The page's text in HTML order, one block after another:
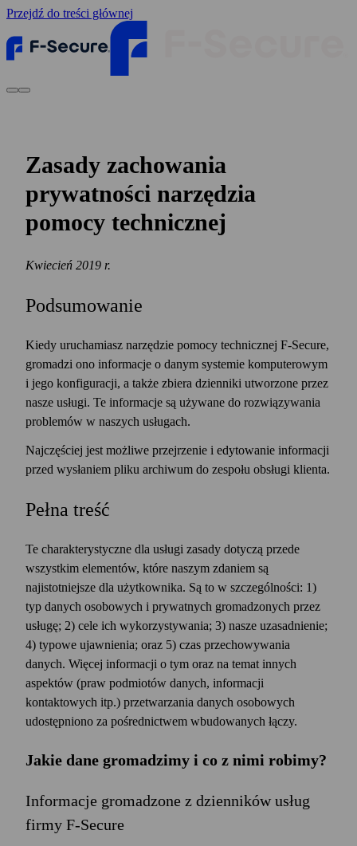
Przejdź do treści głównej
Zasady zachowania
prywatności narzędzia
pomocy technicznej
Kwiecień 2019 r.
Podsumowanie
Kiedy uruchamiasz narzędzie pomocy technicznej F‑Secure,
gromadzi ono informacje o danym systemie komputerowym
i jego konfiguracji, a także zbiera dzienniki utworzone przez
nasze usługi. Te informacje są używane do rozwiązywania
problemów w naszych usługach.
Najczęściej jest możliwe przejrzenie i edytowanie informacji
przed wysłaniem pliku archiwum do zespołu obsługi klienta.
Pełna treść
Te charakterystyczne dla usługi zasady dotyczą przede
wszystkim elementów, które naszym zdaniem są
najistotniejsze dla użytkownika. Są to w szczególności: 1)
typ danych osobowych i prywatnych gromadzonych przez
usługę; 2) cele ich wykorzystywania; 3) nasze uzasadnienie;
4) typowe ujawnienia; oraz 5) czas przechowywania
danych. Więcej informacji o tym oraz na temat innych
aspektów (praw podmiotów danych, informacji
kontaktowych itp.) przetwarzania danych osobowych
udostępniono za pośrednictwem wbudowanych łączy.
Jakie dane gromadzimy i co z nimi robimy?
Informacje gromadzone z dzienników usług
firmy F‑Secure